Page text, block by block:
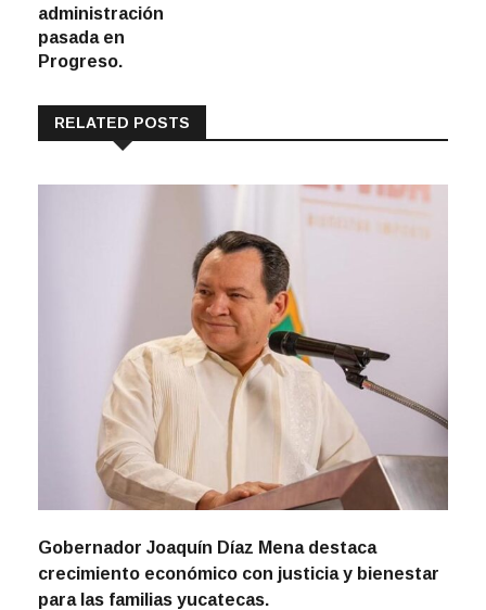
administración
pasada en
Progreso.
RELATED POSTS
Gobernador Joaquín Díaz Mena destaca
crecimiento económico con justicia y bienestar
para las familias yucatecas.